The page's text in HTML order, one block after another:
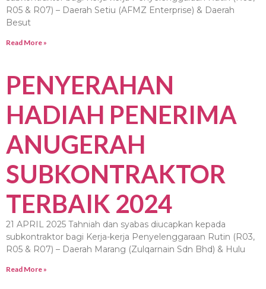
R05 & R07) – Daerah Setiu (AFMZ Enterprise) & Daerah
Besut
Read More »
PENYERAHAN
HADIAH PENERIMA
ANUGERAH
SUBKONTRAKTOR
TERBAIK 2024
21 APRIL 2025 Tahniah dan syabas diucapkan kepada
subkontraktor bagi Kerja-kerja Penyelenggaraan Rutin (R03,
R05 & R07) – Daerah Marang (Zulqarnain Sdn Bhd) & Hulu
Read More »